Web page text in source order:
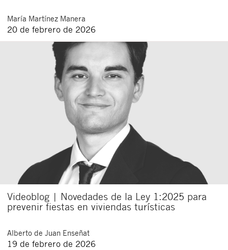
María Martínez Manera
20 de febrero de 2026
Videoblog | Novedades de la Ley 1:2025 para
prevenir fiestas en viviendas turísticas
Alberto de Juan Enseñat
19 de febrero de 2026